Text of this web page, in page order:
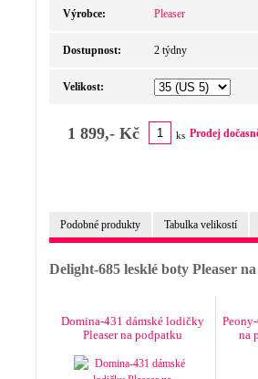
Výrobce: Pleaser
Dostupnost: 2 týdny
Velikost:
1 899,- Kč ks Prodej
Podobné produkty Tabulka velikostí
Delight-685 lesklé boty Pleaser
Domina-431 dámské lodičky
Pleaser na podpatku
na